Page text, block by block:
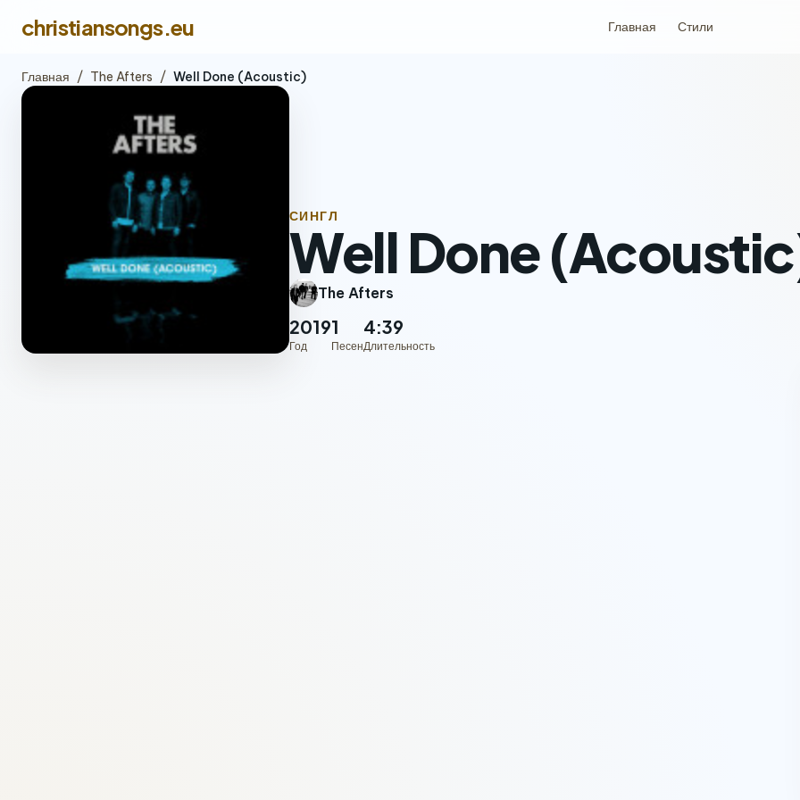
christiansongs.eu Главная Стили
Главная / The Afters / Well Done (Acoustic)
СИНГЛ
Well Done
The Afters
2019
Год
1
Песен
4:39
Длительность